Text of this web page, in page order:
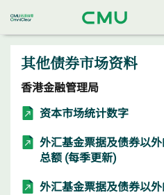
打
其他债券市场资料
香港金融管理局
资本市场统计数字
外汇基金票据及债券以
总额 (每季更新)
外汇基金票据及债券以